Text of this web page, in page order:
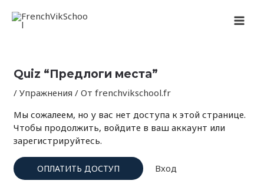
содержимому
Quiz “Предлоги места”
/Упражнения / Отfrenchvikschool.fr
Мы сожалеем, но у вас нет доступа к этой странице.
Чтобы продолжить, войдите в ваш аккаунт или
зарегистрируйтесь.
ОПЛАТИТЬ ДОСТУП Вход
по
записям